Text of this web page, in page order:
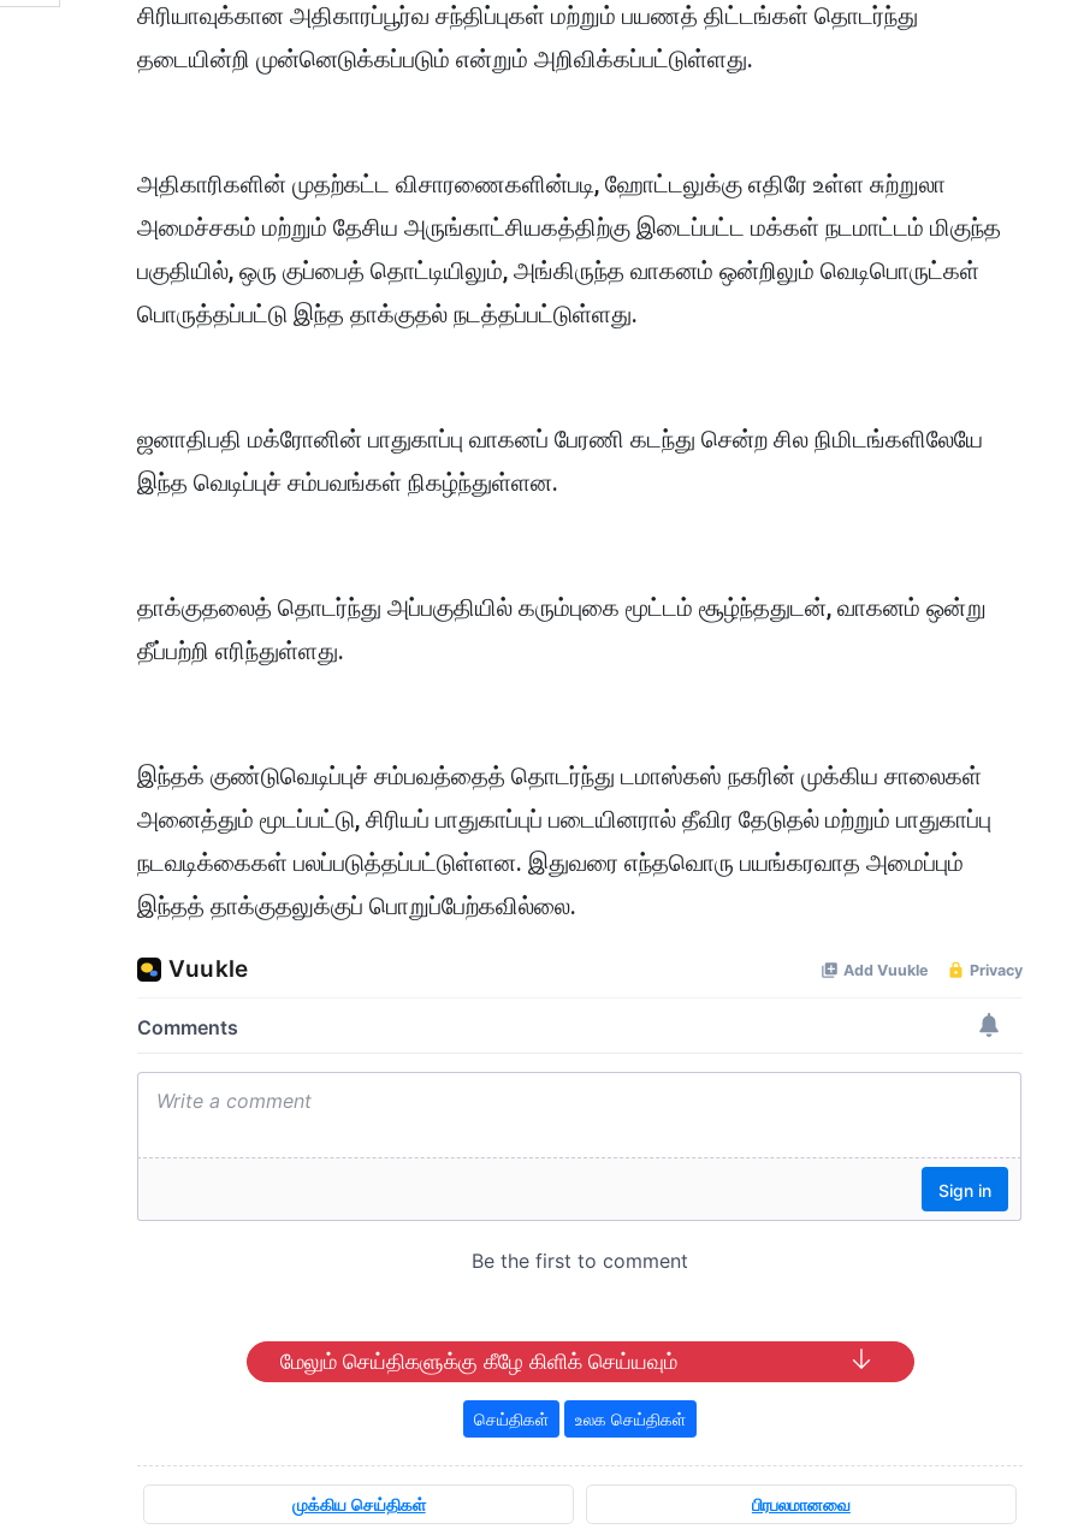
சிரியாவுக்கான அதிகாரப்பூர்வ சந்திப்புகள் மற்றும் பயணத் திட்டங்கள் தொடர்ந்து
தடையின்றி முன்னெடுக்கப்படும் என்றும் அறிவிக்கப்பட்டுள்ளது.
அதிகாரிகளின் முதற்கட்ட விசாரணைகளின்படி, ஹோட்டலுக்கு எதிரே உள்ள சுற்றுலா
அமைச்சகம் மற்றும் தேசிய அருங்காட்சியகத்திற்கு இடைப்பட்ட மக்கள் நடமாட்டம் மிகுந்த
பகுதியில், ஒரு குப்பைத் தொட்டியிலும், அங்கிருந்த வாகனம் ஒன்றிலும் வெடிபொருட்கள்
பொருத்தப்பட்டு இந்த தாக்குதல் நடத்தப்பட்டுள்ளது.
ஜனாதிபதி மக்ரோனின் பாதுகாப்பு வாகனப் பேரணி கடந்து சென்ற சில நிமிடங்களிலேயே
இந்த வெடிப்புச் சம்பவங்கள் நிகழ்ந்துள்ளன.
தாக்குதலைத் தொடர்ந்து அப்பகுதியில் கரும்புகை மூட்டம் சூழ்ந்ததுடன், வாகனம் ஒன்று
தீப்பற்றி எரிந்துள்ளது.
இந்தக் குண்டுவெடிப்புச் சம்பவத்தைத் தொடர்ந்து டமாஸ்கஸ் நகரின் முக்கிய சாலைகள்
அனைத்தும் மூடப்பட்டு, சிரியப் பாதுகாப்புப் படையினரால் தீவிர தேடுதல் மற்றும் பாதுகாப்பு
நடவடிக்கைகள் பலப்படுத்தப்பட்டுள்ளன. இதுவரை எந்தவொரு பயங்கரவாத அமைப்பும்
இந்தத் தாக்குதலுக்குப் பொறுப்பேற்கவில்லை.
மேலும் செய்திகளுக்கு கீழே கிளிக் செய்யவும்
செய்திகள் உலக செய்திகள்
முக்கிய செய்திகள் பிரபலமானவை